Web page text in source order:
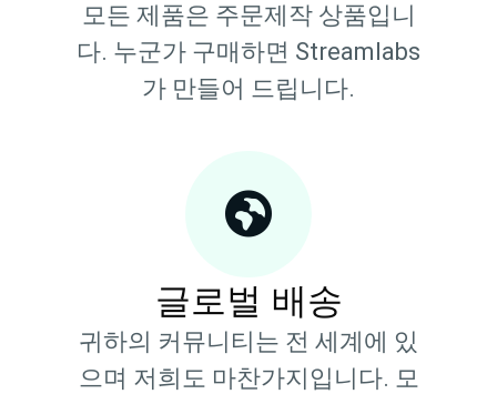
모든 제품은 주문제작 상품입니
다. 누군가 구매하면 Streamlabs
가 만들어 드립니다.
글로벌 배송
귀하의 커뮤니티는 전 세계에 있
으며 저희도 마찬가지입니다. 모